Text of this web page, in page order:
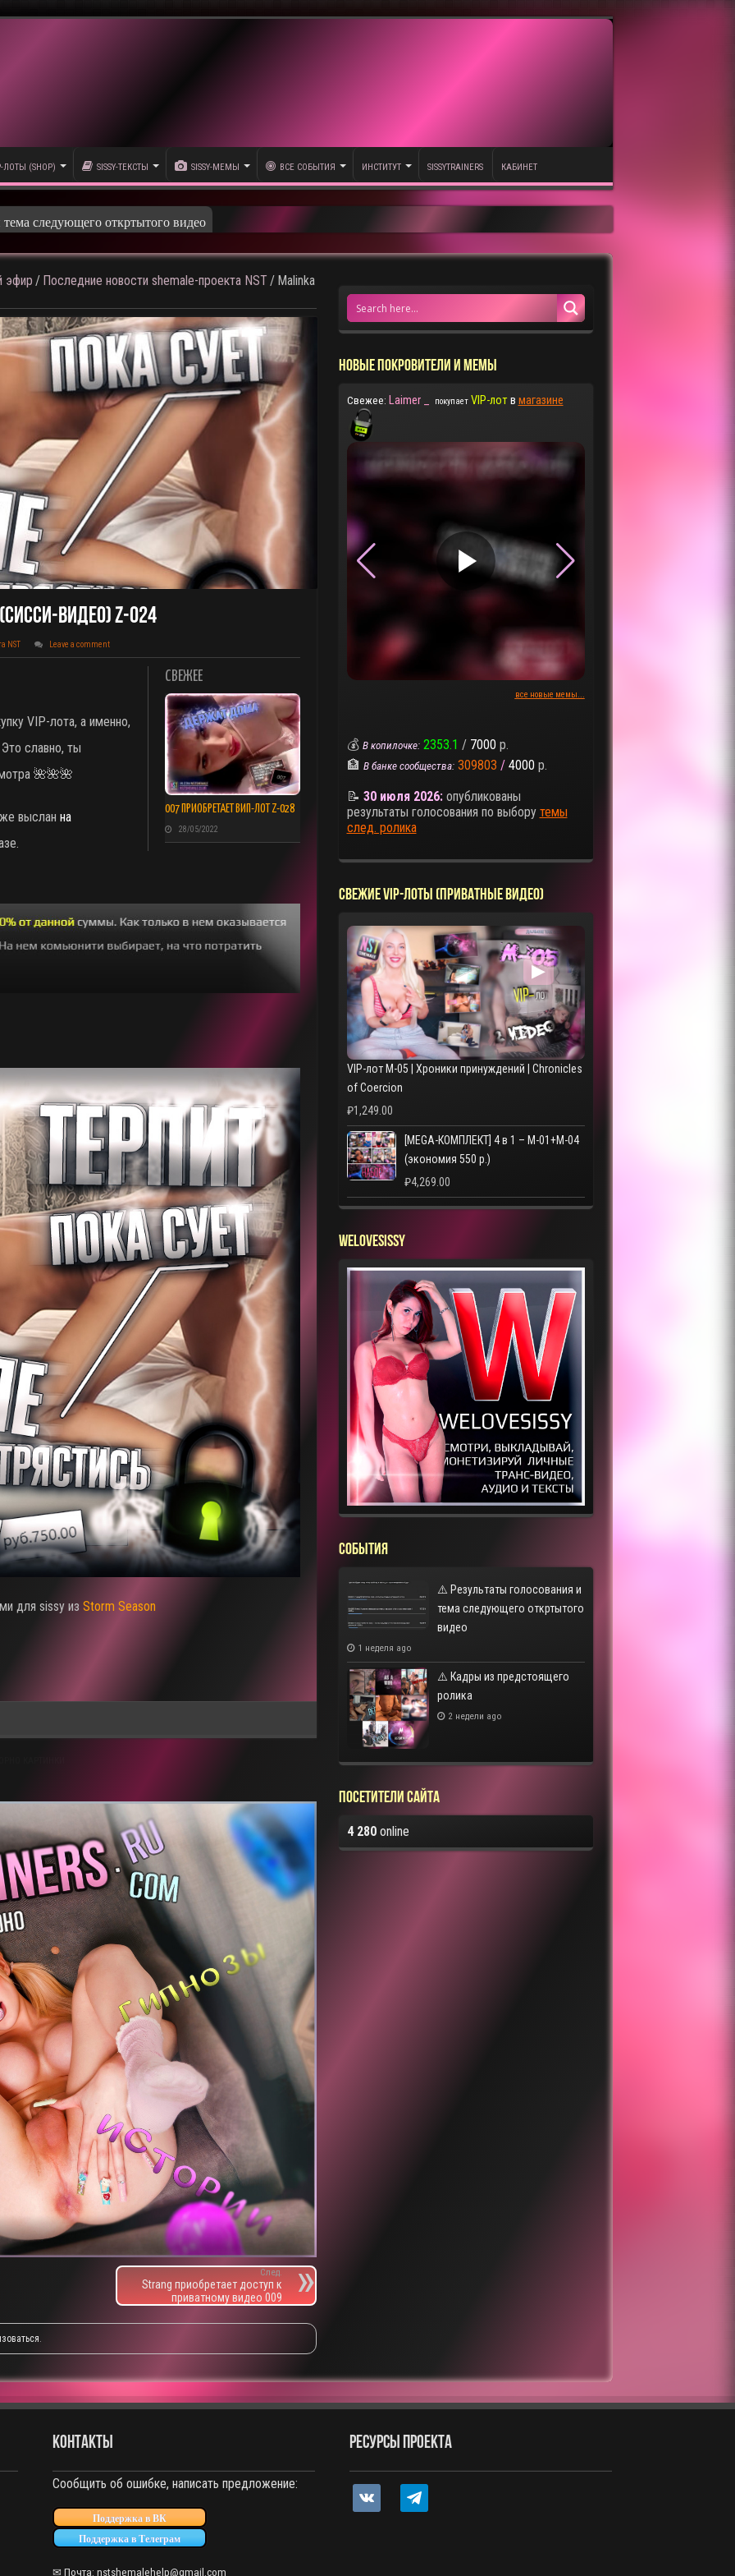
ЛОТЫ (SHOP) SISSY-ТЕКСТЫ SISSY-МЕМЫ ВСЕ СОБЫТИЯ ИНСТИТУТ SISSYTRAINERS КАБИНЕТ
следующего откртытого видео
эфир / Последние новости shemale-проекта NST / Malinka
Видео) Z-024
NST Leave a comment
СВЕЖЕЕ
007 ПРИОБРЕТАЕТ ВИП-ЛОТ Z-028
28/05/2022
VIP-лота, а именно,
славно, ты
🌺🌺🌺
выслан на
для sissy из Storm Season
След.
Strang приобретает доступ к
приватному видео 009
.
НОВЫЕ ПОКРОВИТЕЛИ И МЕМЫ
Свежее: Laimer _ покупает VIP-лотв магазине
▶
все новые мемы...
💰 В копилочке: 2353.1 / 7000 р.
🏦 В банке сообщества: 309803 / 4000 р.
📝 30 июля 2026:опубликованы
результаты голосования по выбору темы
след. ролика
СВЕЖИЕ VIP-ЛОТЫ (ПРИВАТНЫЕ ВИДЕО)
▶
VIP-лот M-05 | Хроники принуждений | Chronicles
of Coercion
₽1,249.00
[MEGA-КОМПЛЕКТ] 4 в 1 – M-01+M-04
(экономия 550 р.)
₽4,269.00
WELOVESISSY
СОБЫТИЯ
⚠️ Результаты голосования и
тема следующего откртытого
видео
1 неделя ago
⚠️ Кадры из предстоящего
ролика
2 недели ago
Посетители сайта
4 280online
КОНТАКТЫ
Сообщить об ошибке, написать предложение:
Поддержка в ВК
Поддержка в Телеграм
✉ Почта: nstshemalehelp@gmail.com
РЕСУРСЫ ПРОЕКТА
vkontakte telegram